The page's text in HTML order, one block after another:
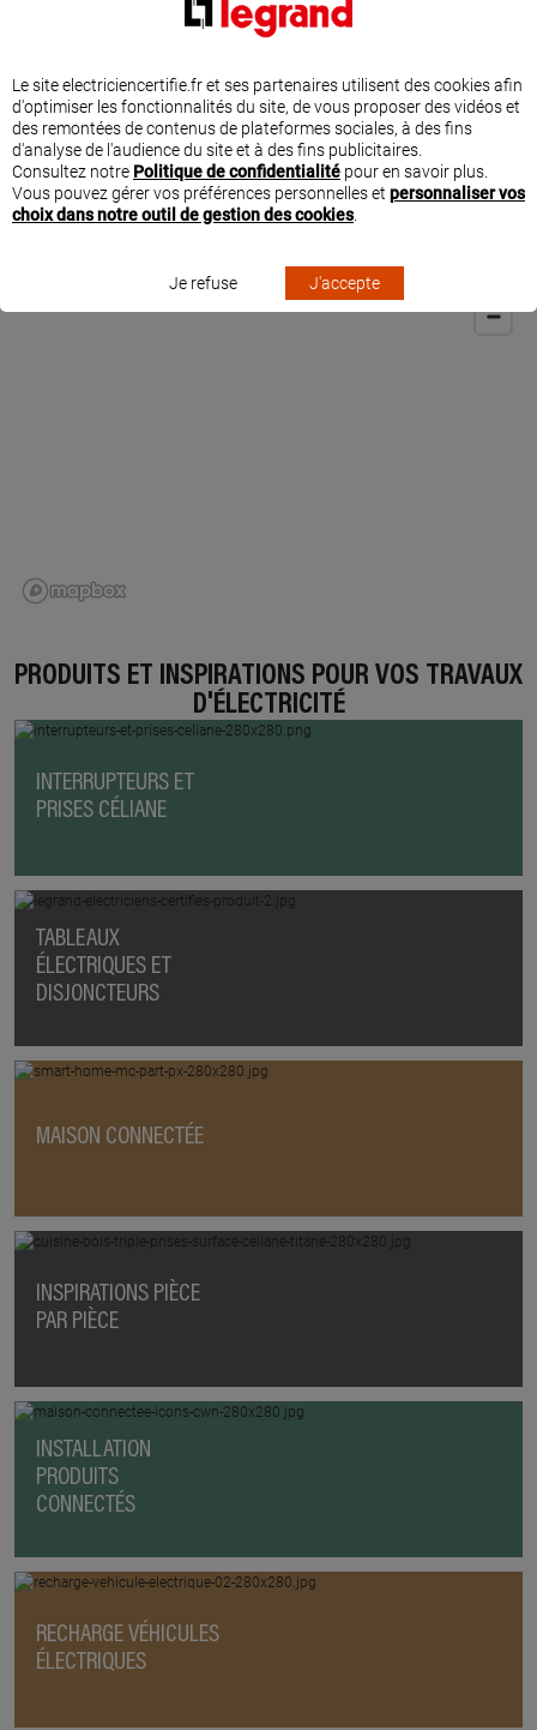
chauffage, électroménager et appareils énergivores depuis un smartphone.
- Home + Security pour gérer les solutions de sécurité : sonnette connectée,
Cet expert en maison connectée, a suivi des formations dédiées à l’installation
et aux paramétrages des solutions connectées Legrand « with Netatmo ».
PRODUITS ET INSPIRATIONS POUR VOS TRAVAUX
D'ÉLECTRICITÉ
INTERRUPTEURS ET
PRISES CÉLIANE
TABLEAUX
ÉLECTRIQUES ET
DISJONCTEURS
MAISON CONNECTÉE
INSPIRATIONS PIÈCE
PAR PIÈCE
INSTALLATION
PRODUITS
CONNECTÉS
RECHARGE VÉHICULES
ÉLECTRIQUES
Le site electriciencertifie.fr et ses partenaires utilisent des cookies afin
d'optimiser les fonctionnalités du site, de vous proposer des vidéos et
des remontées de contenus de plateformes sociales, à des fins
d'analyse de l'audience du site et à des fins publicitaires.
Consultez notre Politique de confidentialité pour en savoir plus.
Vous pouvez gérer vos préférences personnelles et personnaliser vos
choix dans notre outil de gestion des cookies.
Je refuse J'accepte